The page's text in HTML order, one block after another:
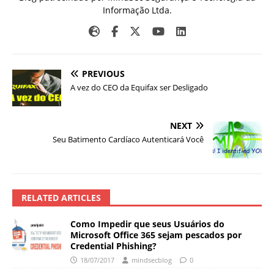
Informação Ltda.
PREVIOUS
A vez do CEO da Equifax ser Desligado
NEXT
Seu Batimento Cardíaco Autenticará Você
RELATED ARTICLES
Como Impedir que seus Usuários do
Microsoft Office 365 sejam pescados por
Credential Phishing?
18/07/2017 mindsecblog 0